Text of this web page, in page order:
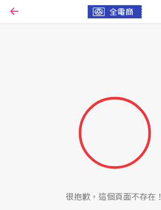
很抱歉，這個頁面不存在！